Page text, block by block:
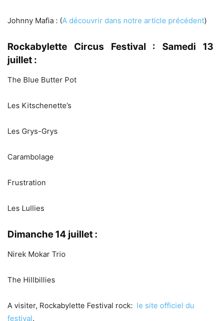
Johnny Mafia : (A découvrir dans notre article précédent)
Rockabylette Circus Festival : Samedi 13
juillet :
The Blue Butter Pot
Les Kitschenette’s
Les Grys-Grys
Carambolage
Frustration
Les Lullies
Dimanche 14 juillet :
Nirek Mokar Trio
The Hillbillies
A visiter, Rockabylette Festival rock: le site officiel du
festival.